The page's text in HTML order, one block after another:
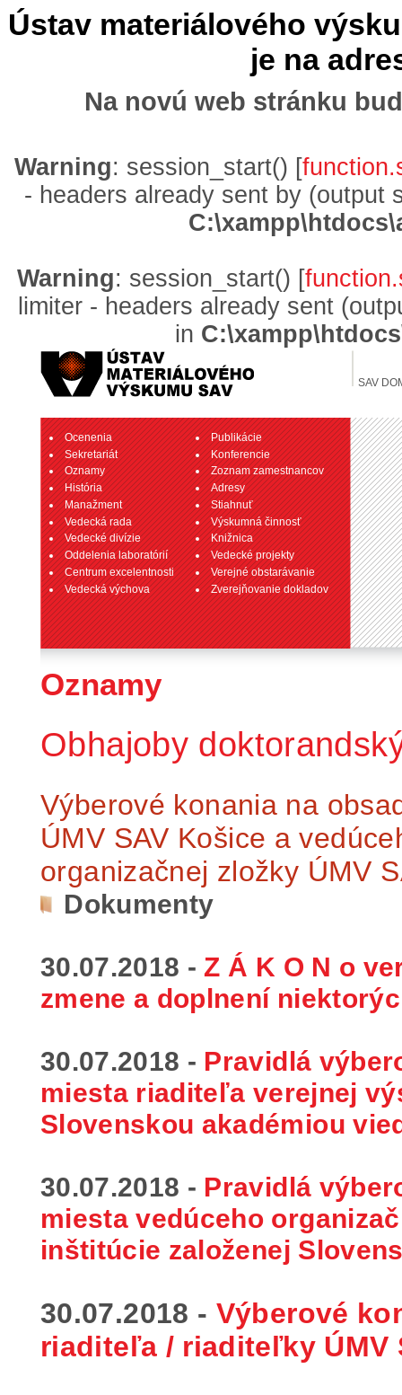
Ústav materiálového
je na
Na novú web stránku
Warning: session_start() [
- headers already sent by (output
Warning: session_start() [
limiter - headers already sent
in
SAV
Ocenenia
Sekretariát
Oznamy
História
Manažment
Vedecká rada
Vedecké divízie
Oddelenia laboratórií
Centrum excelentnosti
Vedecká výchova
Publikácie
Konferencie
Zoznam zamestnancov
Adresy
Stiahnuť
Výskumná činnosť
Knižnica
Vedecké projekty
Verejné obstarávanie
Zverejňovanie dokladov
Oznamy
Obhajoby
Výberové konania na
ÚMV SAV Košice a
organizačnej zložky ÚMV
Dokumenty
30.07.2018 -Z Á K O N o
zmene a doplnení
30.07.2018 - Pravidlá
miesta riaditeľa verejnej
Slovenskou akadémiou
30.07.2018 - Pravidlá
miesta vedúceho
inštitúcie založenej
30.07.2018 - Výberové
riaditeľa / riaditeľkyÚMV